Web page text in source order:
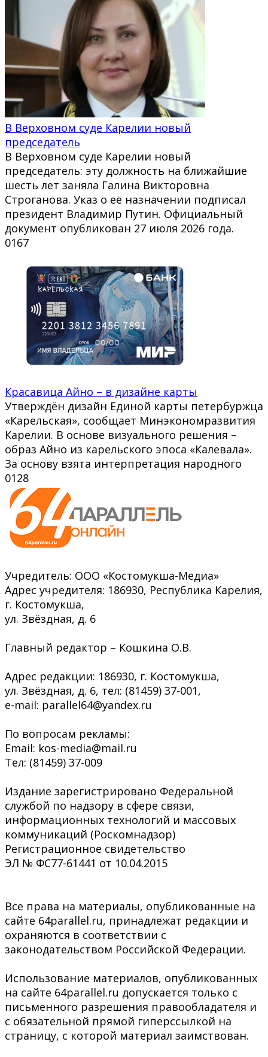
В Верховном суде Карелии новый
председатель
В Верховном суде Карелии новый
председатель: эту должность на ближайшие
шесть лет заняла Галина Викторовна
Строганова. Указ о её назначении подписал
президент Владимир Путин. Официальный
документ опубликован 27 июля 2026 года.
0167
Красавица Айно – в дизайне карты
Утверждён дизайн Единой карты петербуржца
«Карельская», сообщает Минэкономразвития
Карелии. В основе визуального решения –
образ Айно из карельского эпоса «Калевала».
За основу взята интерпретация народного
0128
Учредитель: ООО «Костомукша-Медиа»
Адрес учредителя: 186930, Республика Карелия,
г. Костомукша,
ул. Звёздная, д. 6
Главный редактор – Кошкина О.В.
Адрес редакции: 186930, г. Костомукша,
ул. Звёздная, д. 6, тел: (81459) 37-001,
e-mail: parallel64@yandex.ru
По вопросам рекламы:
Email: kos-media@mail.ru
Тел: (81459) 37-009
Издание зарегистрировано Федеральной
службой по надзору в сфере связи,
информационных технологий и массовых
коммуникаций (Роскомнадзор)
Регистрационное свидетельство
ЭЛ № ФС77-61441 от 10.04.2015
Все права на материалы, опубликованные на
сайте 64parallel.ru, принадлежат редакции и
охраняются в соответствии с
законодательством Российской Федерации.
Использование материалов, опубликованных
на сайте 64parallel.ru допускается только с
письменного разрешения правообладателя и
с обязательной прямой гиперссылкой на
страницу, с которой материал заимствован.